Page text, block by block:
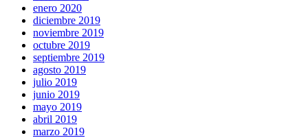
enero 2020
diciembre 2019
noviembre 2019
octubre 2019
septiembre 2019
agosto 2019
julio 2019
junio 2019
mayo 2019
abril 2019
marzo 2019